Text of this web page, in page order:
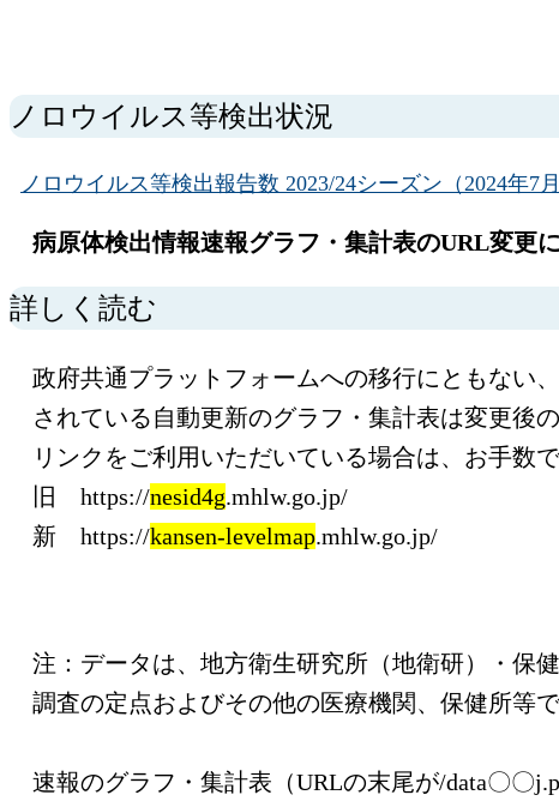
ノロウイルス等検出状況
ノロウイルス等検出報告数 2023/24シーズン（2024年7月
病原体検出情報速報グラフ・集計表のURL変更に
詳しく読む
政府共通プラットフォームへの移行にともない
されている自動更新のグラフ・集計表は変更後
リンクをご利用いただいている場合は、お手数
旧 https://nesid4g.mhlw.go.jp/
新 https://kansen-levelmap.mhlw.go.jp/
注：データは、地方衛生研究所（地衛研）・保
調査の定点およびその他の医療機関、保健所等
速報のグラフ・集計表（URLの末尾が/data〇〇